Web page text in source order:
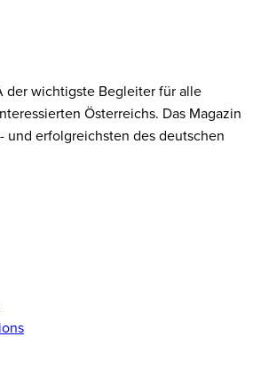
der wichtigste Begleiter für alle
Österreichs. Das Magazin
und erfolgreichsten des deutschen